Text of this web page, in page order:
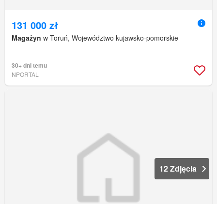
131 000 zł
Magażyn w Toruń, Województwo kujawsko-pomorskie
30+ dni temu
NPORTAL
12 Zdjęcia